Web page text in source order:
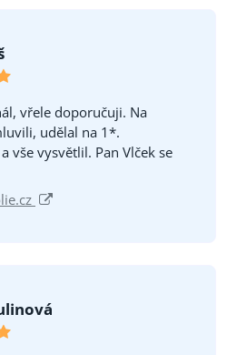
vřele doporučuji. Na
udělal na 1*.
vše vysvětlil. Pan Vlček se